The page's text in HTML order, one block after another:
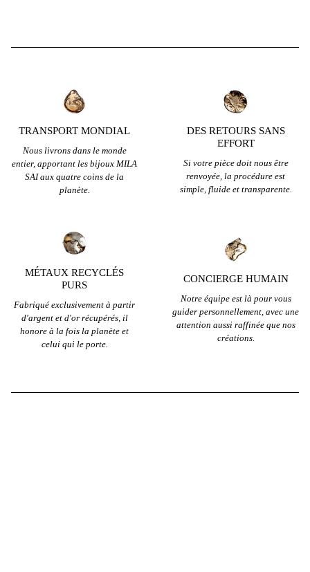
TRANSPORT MONDIAL
Nous livrons dans le monde
entier, apportant les bijoux MILA
SAI aux quatre coins de la
planète.
DES RETOURS SANS
EFFORT
Si votre pièce doit nous être
renvoyée, la procédure est
simple, fluide et transparente.
MÉTAUX RECYCLÉS
PURS
Fabriqué exclusivement à partir
d'argent et d'or récupérés, il
honore à la fois la planète et
celui qui le porte.
CONCIERGE HUMAIN
Notre équipe est là pour vous
guider personnellement, avec une
attention aussi raffinée que nos
créations.